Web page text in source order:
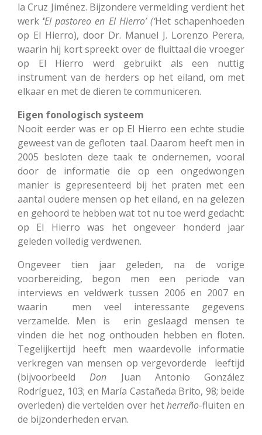
la Cruz Jiménez. Bijzondere vermelding verdient het
werk ‘El pastoreo en El Hierro’ (‘Het schapenhoeden
op El Hierro), door Dr. Manuel J. Lorenzo Perera,
waarin hij kort spreekt over de fluittaal die vroeger
op El Hierro werd gebruikt als een nuttig
instrument van de herders op het eiland, om met
elkaar en met de dieren te communiceren.
Eigen fonologisch systeem
Nooit eerder was er op El Hierro een echte studie
geweest van de gefloten taal. Daarom heeft men in
2005 besloten deze taak te ondernemen, vooral
door de informatie die op een ongedwongen
manier is gepresenteerd bij het praten met een
aantal oudere mensen op het eiland, en na gelezen
en gehoord te hebben wat tot nu toe werd gedacht:
op El Hierro was het ongeveer honderd jaar
geleden volledig verdwenen.
Ongeveer tien jaar geleden, na de vorige
voorbereiding, begon men een periode van
interviews en veldwerk tussen 2006 en 2007 en
waarin men veel interessante gegevens
verzamelde. Men is erin geslaagd mensen te
vinden die het nog onthouden hebben en floten.
Tegelijkertijd heeft men waardevolle informatie
verkregen van mensen op vergevorderde leeftijd
(bijvoorbeeldDon Juan Antonio González
Rodríguez, 103; en María Castañeda Brito, 98; beide
overleden) die vertelden over hetherreño-fluiten en
de bijzonderheden ervan.